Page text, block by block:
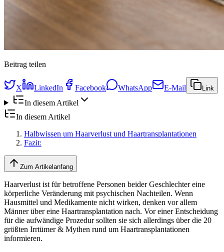
Beitrag teilen
X LinkedIn Facebook WhatsApp E-Mail Link
In diesem Artikel
In diesem Artikel
Halbwissen um Haarverlust und Haartransplantationen
Fazit:
Zum Artikelanfang
Haarverlust ist für betroffene Personen beider Geschlechter eine
körperliche Veränderung mit psychischen Nachteilen. Wenn
Hausmittel und Medikamente nicht wirken, denken vor allem
Männer über eine Haartransplantation nach. Vor einer Entscheidung
für die aufwändige Prozedur sollten sie sich allerdings über die 20
größten Irrtümer & Mythen rund um Haartransplantationen
informieren.